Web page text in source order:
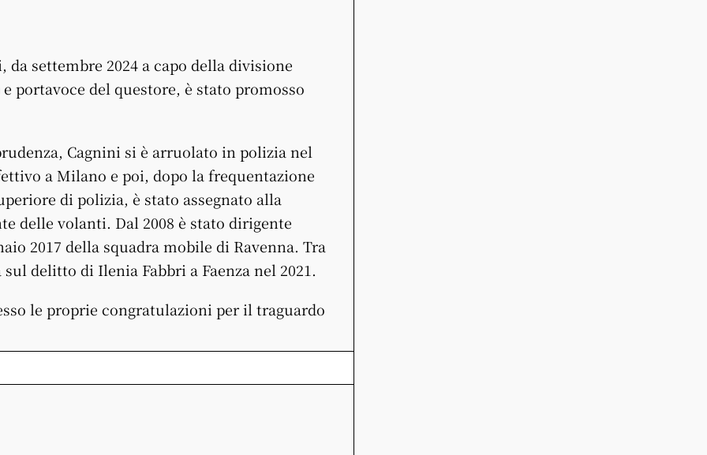
settembre 2024 a capo della divisione
portavoce del questore, è stato promosso
Cagnini si è arruolato in polizia nel
a Milano e poi, dopo la frequentazione
di polizia, è stato assegnato alla
delle volanti. Dal 2008 è stato dirigente
2017 della squadra mobile di Ravenna. Tra
delitto di Ilenia Fabbri a Faenza nel 2021.
le proprie congratulazioni per il traguardo